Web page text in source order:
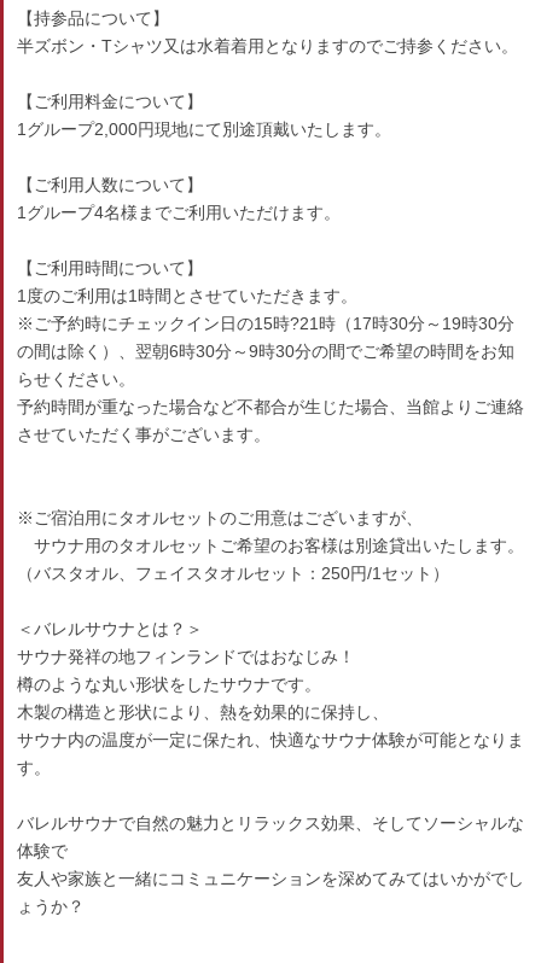
【持参品について】
半ズボン・Tシャツ又は水着着用となりますのでご持参ください。
【ご利用料金について】
1グループ2,000円現地にて別途頂戴いたします。
【ご利用人数について】
1グループ4名様までご利用いただけます。
【ご利用時間について】
1度のご利用は1時間とさせていただきます。
※ご予約時にチェックイン日の15時?21時（17時30分～19時30分
の間は除く）、翌朝6時30分～9時30分の間でご希望の時間をお知
らせください。
予約時間が重なった場合など不都合が生じた場合、当館よりご連絡
させていただく事がございます。
※ご宿泊用にタオルセットのご用意はございますが、
サウナ用のタオルセットご希望のお客様は別途貸出いたします。
（バスタオル、フェイスタオルセット：250円/1セット）
＜バレルサウナとは？＞
サウナ発祥の地フィンランドではおなじみ！
樽のような丸い形状をしたサウナです。
木製の構造と形状により、熱を効果的に保持し、
サウナ内の温度が一定に保たれ、快適なサウナ体験が可能となりま
す。
バレルサウナで自然の魅力とリラックス効果、そしてソーシャルな
体験で
友人や家族と一緒にコミュニケーションを深めてみてはいかがでし
ょうか？